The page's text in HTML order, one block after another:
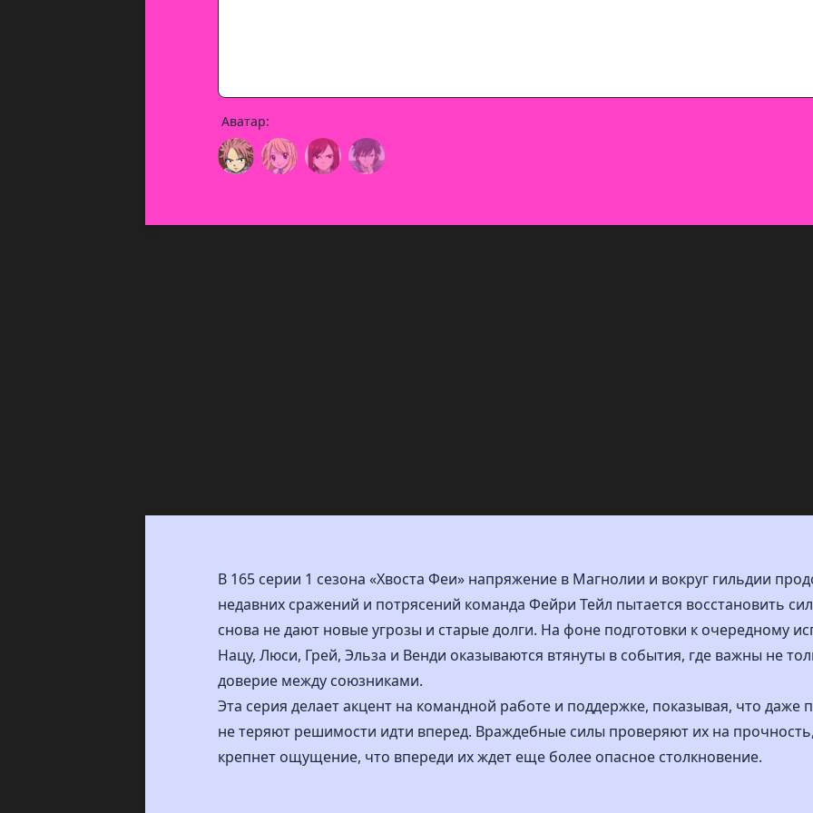
Аватар:
В 165 серии 1 сезона «Хвоста Феи» напряжение в Магнолии и вокруг гильдии
недавних сражений и потрясений команда Фейри Тейл пытается восстановить
снова не дают новые угрозы и старые долги. На фоне подготовки к очередному
Нацу, Люси, Грей, Эльза и Венди оказываются втянуты в события, где важны не
доверие между союзниками.
Эта серия делает акцент на командной работе и поддержке, показывая, что даже
не теряют решимости идти вперед. Враждебные силы проверяют их на
крепнет ощущение, что впереди их ждет еще более опасное столкновение.